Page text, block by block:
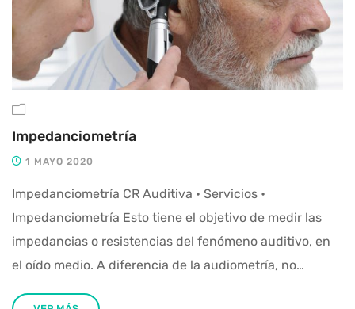
Impedanciometría
1 MAYO 2020
Impedanciometría CR Auditiva • Servicios •
Impedanciometría Esto tiene el objetivo de medir las
impedancias o resistencias del fenómeno auditivo, en
el oído medio. A diferencia de la audiometría, no…